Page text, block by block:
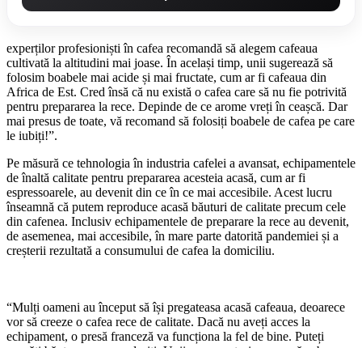
experților profesioniști în cafea recomandă să alegem cafeaua
cultivată la altitudini mai joase. În același timp, unii sugerează să
folosim boabele mai acide și mai fructate, cum ar fi cafeaua din
Africa de Est. Cred însă că nu există o cafea care să nu fie potrivită
pentru prepararea la rece. Depinde de ce arome vreți în ceașcă. Dar
mai presus de toate, vă recomand să folosiți boabele de cafea pe care
le iubiți!”.
Pe măsură ce tehnologia în industria cafelei a avansat, echipamentele
de înaltă calitate pentru prepararea acesteia acasă, cum ar fi
espressoarele, au devenit din ce în ce mai accesibile. Acest lucru
înseamnă că putem reproduce acasă băuturi de calitate precum cele
din cafenea. Inclusiv echipamentele de preparare la rece au devenit,
de asemenea, mai accesibile, în mare parte datorită pandemiei și a
creșterii rezultată a consumului de cafea la domiciliu.
“Mulți oameni au început să își pregateasa acasă cafeaua, deoarece
vor să creeze o cafea rece de calitate. Dacă nu aveți acces la
echipament, o presă franceză va funcționa la fel de bine. Puteți